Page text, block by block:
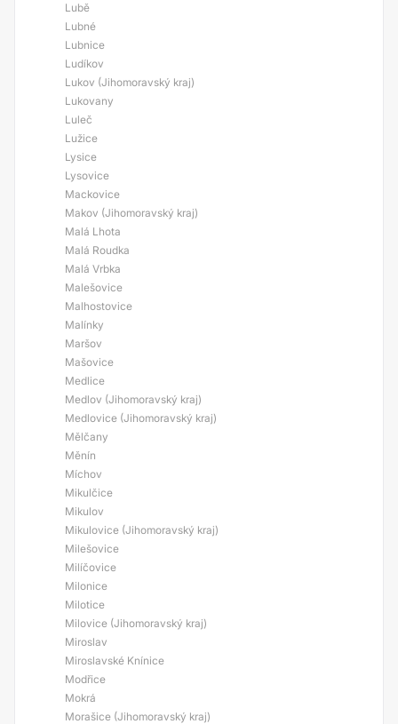
Lubě
Lubné
Lubnice
Ludíkov
Lukov (Jihomoravský kraj)
Lukovany
Luleč
Lužice
Lysice
Lysovice
Mackovice
Makov (Jihomoravský kraj)
Malá Lhota
Malá Roudka
Malá Vrbka
Malešovice
Malhostovice
Malínky
Maršov
Mašovice
Medlice
Medlov (Jihomoravský kraj)
Medlovice (Jihomoravský kraj)
Mělčany
Měnín
Míchov
Mikulčice
Mikulov
Mikulovice (Jihomoravský kraj)
Milešovice
Milíčovice
Milonice
Milotice
Milovice (Jihomoravský kraj)
Miroslav
Miroslavské Knínice
Modřice
Mokrá
Morašice (Jihomoravský kraj)